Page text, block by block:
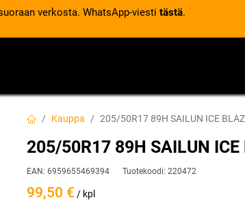
verkosta. WhatsApp-viesti tästä.
Kauppa 205/50R17 89H SAILUN ICE
205/50R17 89H SAILUN ICE
EAN: 6959655469394 Tuotekoodi: 220472
99,50 € / kpl